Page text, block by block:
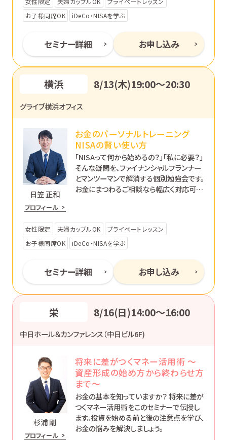
お子様同席OK
iDeCo・NISAを学ぶ
セミナー詳細 お申し込み
横浜 8/13(木)19:00〜20:30
グライブ横浜オフィス
日笠 正和
プロフィール
お金のパーソナルトレーニング
NISAの賢い使い方
「NISAって何から始めるの？」「私に必要？」
そんな疑問を、ファイナンシャルプランナー
とマンツーマンで解消する個別勉強会です。
お金にまつわるご相談なら幅広く対応可能
女性限定 夫婦カップルOK
プライベートレッスン
お子様同席OK
iDeCo・NISAを学ぶ
セミナー詳細 お申し込み
栄 8/16(日)14:00〜16:00
中日ホール＆カンファレンス（中日ビル6F)
杉浦 剛
プロフィール
将来に差がつくマネー活用術 ～
資産形成の始め方から終わらせ方
まで～
お金の基本を知っていますか？ 将来に差が
つくマネー活用術をこのセミナーで伝授し
ます。投資を始める前と後の注意点を学び、
お金の悩みを解決しましょう。